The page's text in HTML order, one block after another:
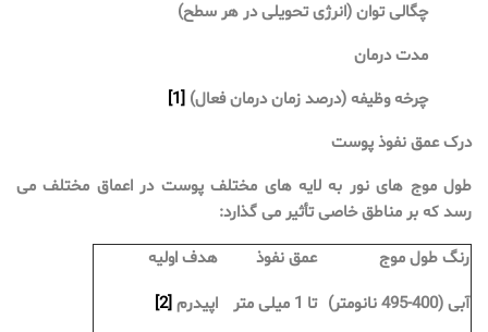
چگالی توان (انرژی تحویلی در هر سطح)
مدت درمان
چرخه وظیفه (درصد زمان درمان فعال) [1]
درک عمق نفوذ پوست
طول موج های نور به لایه های مختلف پوست در اعماق مختلف می
رسد که بر مناطق خاصی تأثیر می گذارد:
رنگ طول موج
عمق نفوذ
هدف اولیه
آبی (400-495 نانومتر)
تا 1 میلی متر اپیدرم[2]